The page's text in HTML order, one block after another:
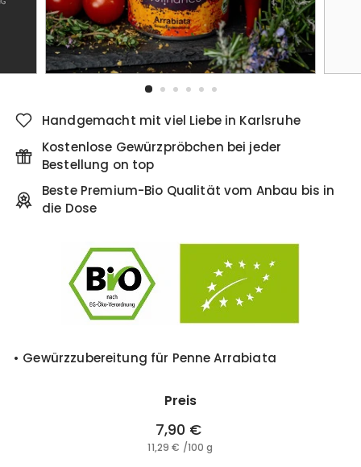
Handgemacht mit viel Liebe in Karlsruhe
Kostenlose Gewürzpröbchen bei jeder
Bestellung on top
Beste Premium-Bio Qualität vom Anbau bis in
die Dose
• Gewürzzubereitung für Penne Arrabiata
Preis
Normaler
Preis
7,90 €
€
11,29 € 11,29
/100 g